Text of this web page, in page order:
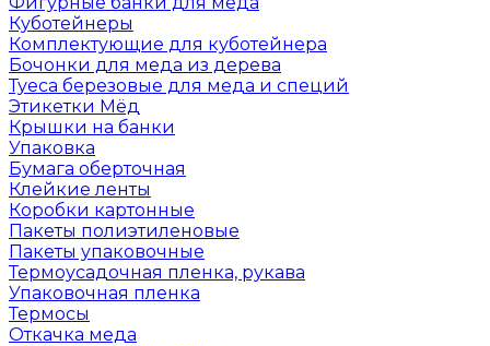
Куботейнеры
Комплектующие для куботейнера
Бочонки для меда из дерева
Туеса березовые для меда и специй
Этикетки Мёд
Крышки на банки
Упаковка
Бумага оберточная
Клейкие ленты
Коробки картонные
Пакеты полиэтиленовые
Пакеты упаковочные
Термоусадочная пленка, рукава
Упаковочная пленка
Термосы
Откачка меда